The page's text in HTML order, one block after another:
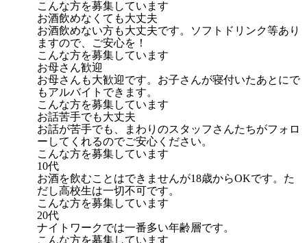
こんな方を募集しています
お酒飲めなくても大丈夫
お酒飲めない方も大丈夫です。ソフトドリンク等あり
ますので、ご安心を！
こんな方を募集しています
お母さん歓迎
お母さんも大歓迎です。お子さんが寝付いたあとにで
もアルバイトできます。
こんな方を募集しています
お話苦手でも大丈夫
お話が苦手でも、まわりのスタッフさんたちがフォロ
ーしてくれるのでご安心ください。
こんな方を募集しています
10代
お酒を飲むことはできませんが18歳からOKです。た
だし高校生は一切不可です。
こんな方を募集しています
20代
ナイトワークでは一番多い年齢層です。
こんな方を募集しています